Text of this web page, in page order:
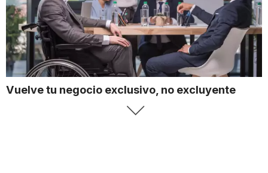
Vuelve tu negocio exclusivo, no excluyente